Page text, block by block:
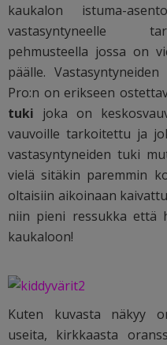
kaukalon istuma-
vastasyntyneelle
pehmusteella jossa on
päälle.
Pro:n on erikseen
tuki joka on
vauvoille tarkoitettu ja
vastasyntyneiden tuki
vielä sitäkin paremmin
oltaisiin aikoinaan
niin pieni ressukka että
kaukaloon!
Kuten kuvasta näkyy
useita, kirkkaasta